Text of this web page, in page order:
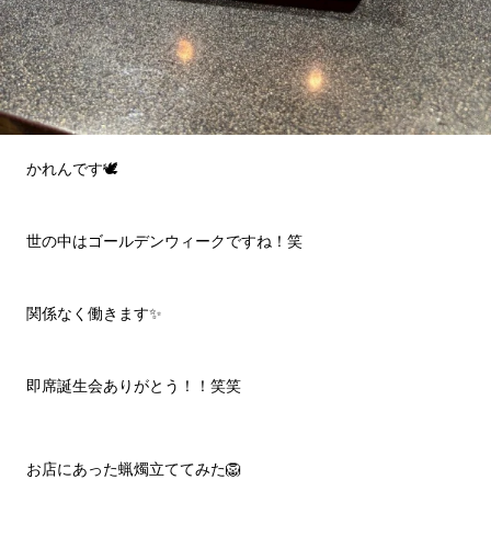
かれんです🕊️
世の中はゴールデンウィークですね！笑
関係なく働きます✨
即席誕生会ありがとう！！笑笑
お店にあった蝋燭立ててみた🦁